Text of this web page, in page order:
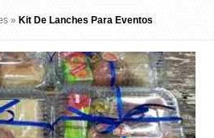
» Kit De Lanches Para Eventos